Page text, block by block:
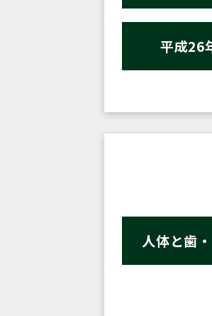
平成26
人体と歯